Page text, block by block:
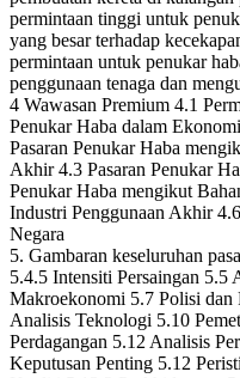
permintaan tinggi untuk
yang besar terhadap
permintaan untuk penukar
penggunaan tenaga dan
4 Wawasan Premium 4.1
Penukar Haba dalam
Pasaran Penukar Haba
Akhir 4.3 Pasaran Penukar
Penukar Haba mengikut
Industri Penggunaan Akhir
Negara
5. Gambaran keseluruhan
5.4.5 Intensiti Persaingan
Makroekonomi 5.7 Polisi dan
Analisis Teknologi 5.10
Perdagangan 5.12 Analisis
Keputusan Penting 5.12